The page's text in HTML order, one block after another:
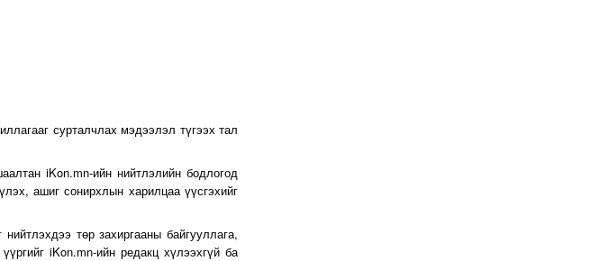
сурталчлах мэдээлэл түгээх тал
iKon.mn-ийн нийтлэлийн бодлогод
ашиг сонирхлын харилцаа үүсгэхийг
төр захиргааны байгууллага,
iKon.mn-ийн редакц хүлээхгүй ба